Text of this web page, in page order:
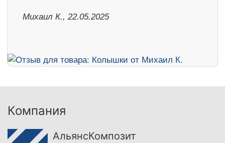
Михаил К., 22.05.2025
Компания
АльянсКомпозит